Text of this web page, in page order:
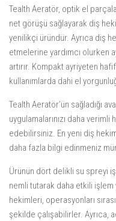
Tealth Aeratör, optik el
net görüşü sağlayarak diş
yenilikçi üründür. Ayrıca diş
etmelerine yardımcı olurken
artırır. Kompakt ayriyeten
kullanımlarda dahi el
Tealth Aeratör’ün sağladığı
uygulamalarınızı daha
edebilirsiniz. En yeni diş
daha fazla bilgi edinmeniz
Ürünün dört delikli su spreyi
nemli tutarak daha etkili işlem
hekimleri, operasyonları
şekilde çalışabilirler. Ayrıca,